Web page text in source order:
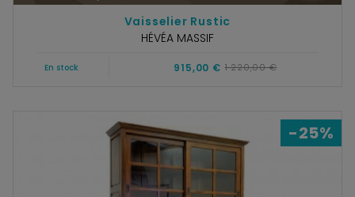
Vaisselier Rustic
HÉVÉA MASSIF
En stock 915,00 € 1 220,00 €
-25%